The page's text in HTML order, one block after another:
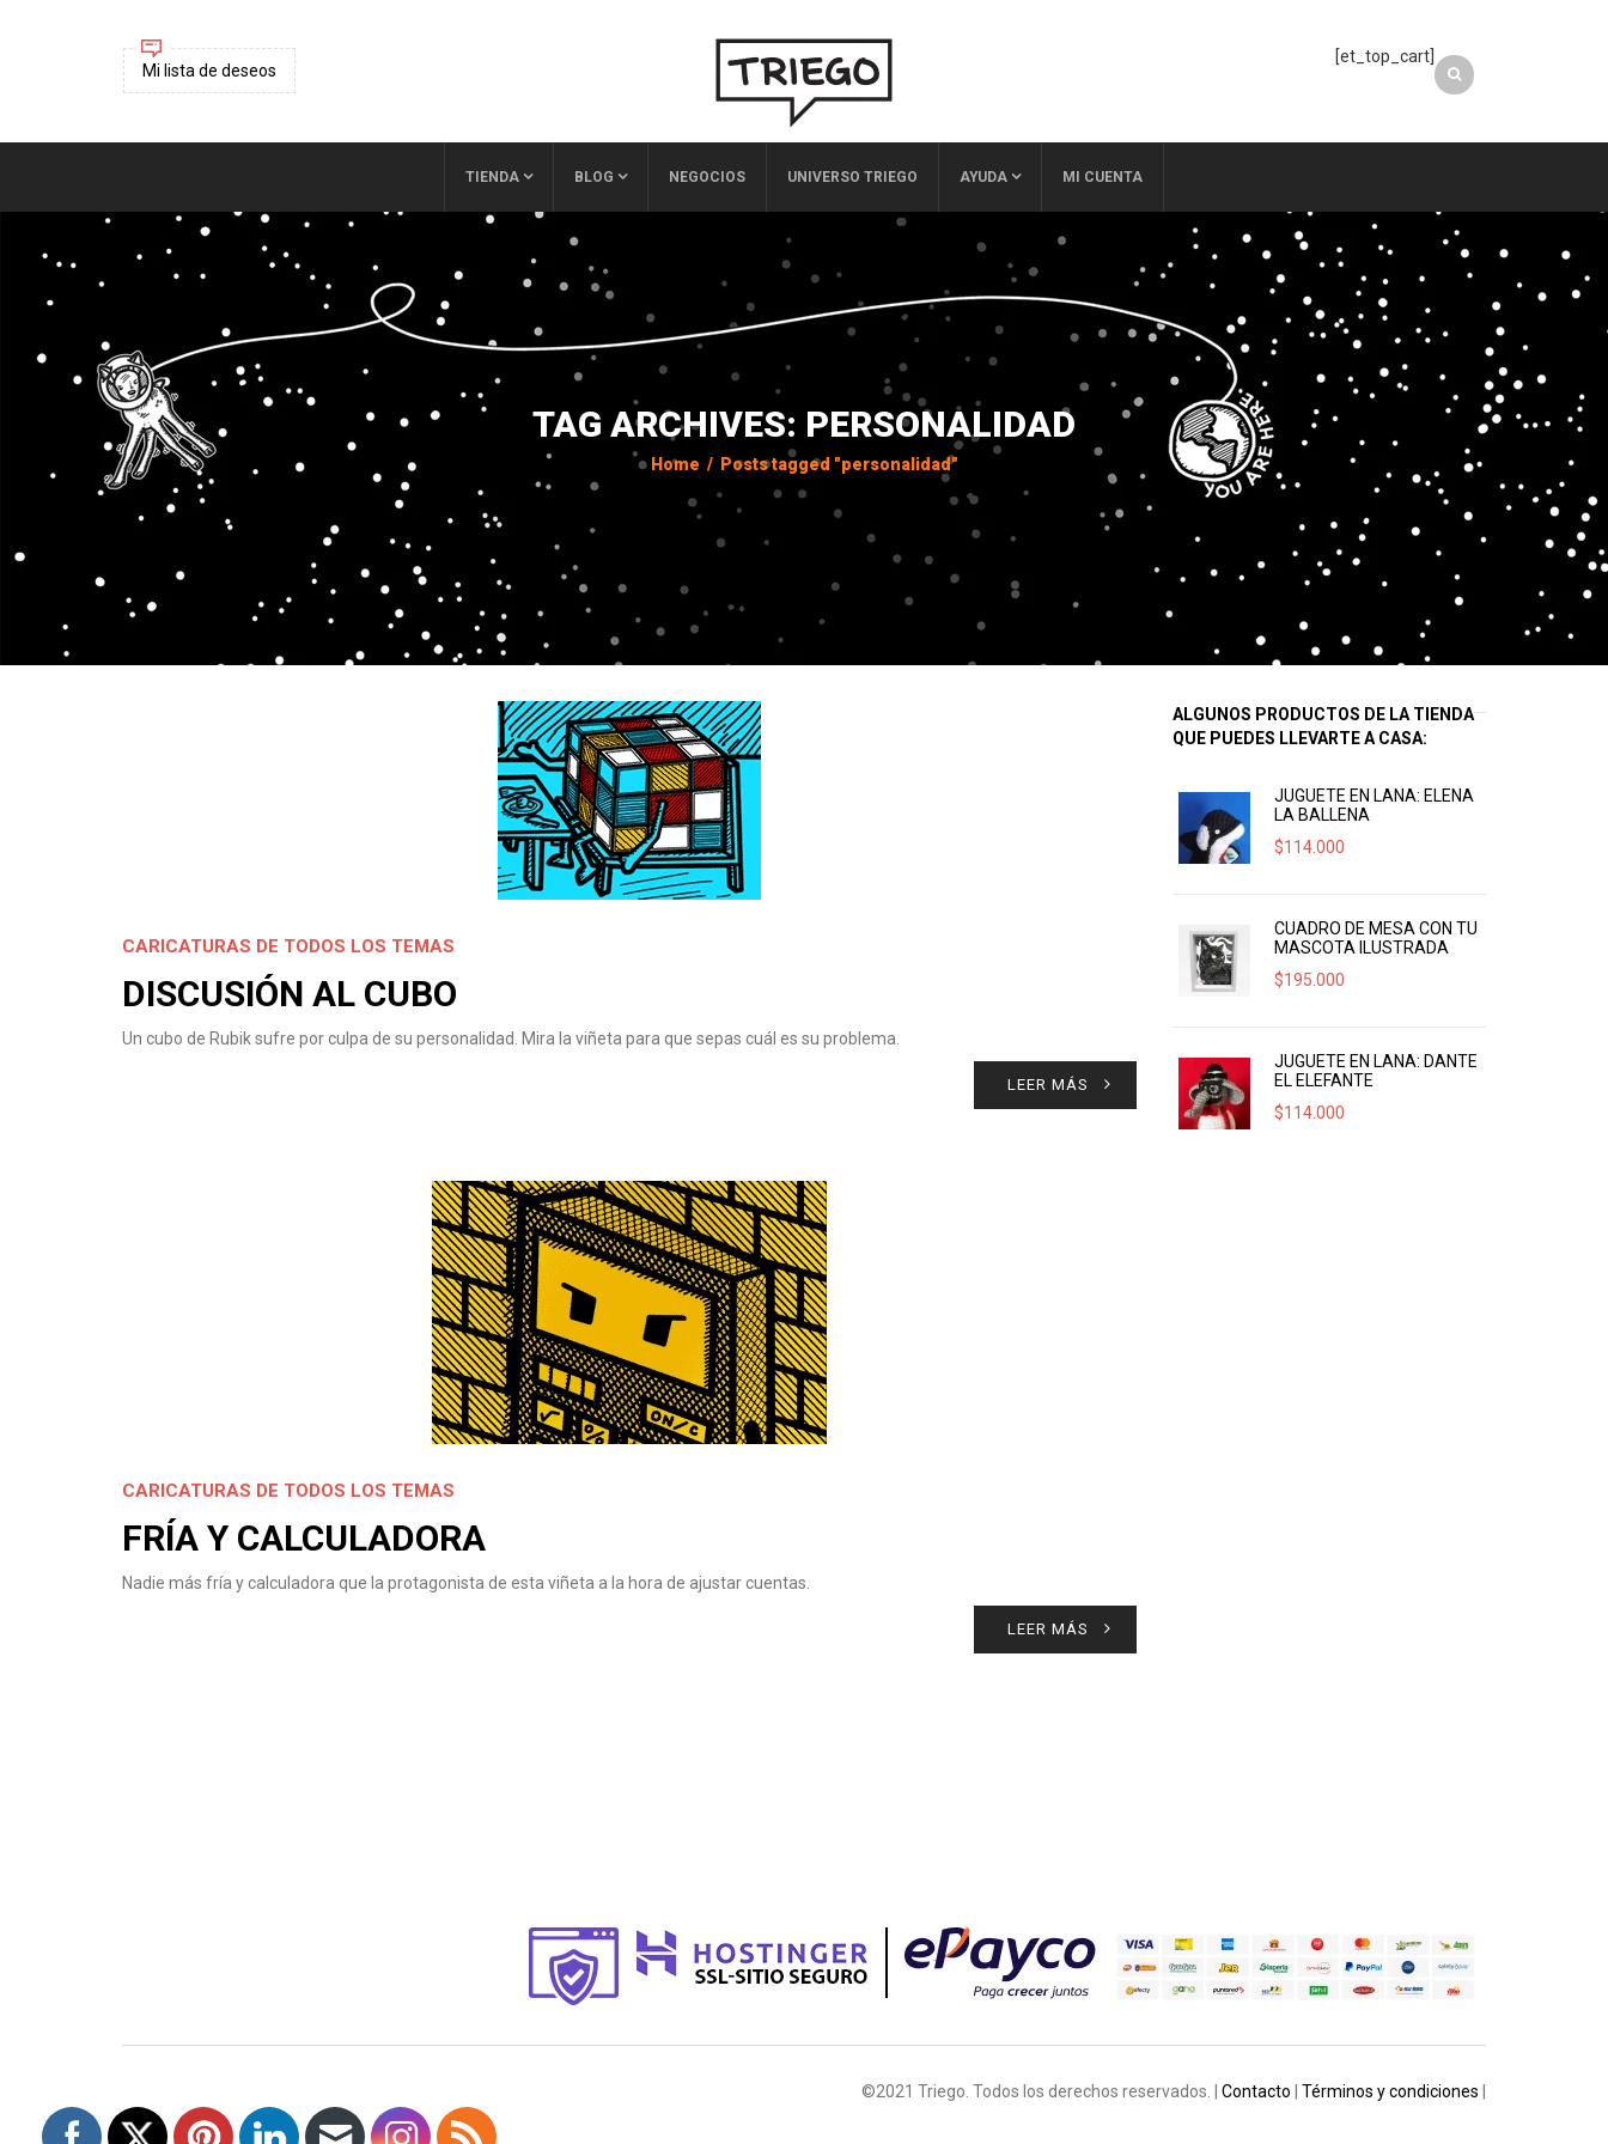
Mi lista de deseos
[et_top_cart]
TIENDA BLOG NEGOCIOS UNIVERSO TRIEGO AYUDA MI CUENTA
TAG ARCHIVES: PERSONALIDAD
Home / Posts tagged "personalidad"
CARICATURAS DE TODOS LOS TEMAS
DISCUSIÓN AL CUBO
Un cubo de Rubik sufre por culpa de su personalidad. Mira la viñeta para que sepas cuál es su problema.
LEER MÁS
CARICATURAS DE TODOS LOS TEMAS
FRÍA Y CALCULADORA
Nadie más fría y calculadora que la protagonista de esta viñeta a la hora de ajustar cuentas.
LEER MÁS
ALGUNOS PRODUCTOS DE LA TIENDA
QUE PUEDES LLEVARTE A CASA:
JUGUETE EN LANA: ELENA
LA BALLENA
$114.000
CUADRO DE MESA CON TU
MASCOTA ILUSTRADA
$195.000
JUGUETE EN LANA: DANTE
EL ELEFANTE
$114.000
©2021 Triego. Todos los derechos reservados. | Contacto Términos y condiciones